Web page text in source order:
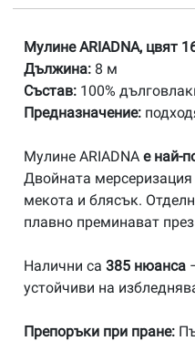
Мулине
АRIADNA
Мулине ARIADNA, цвят
Дължина: 8 м
Състав: 100%
Предназначение:
Мулине ARIADNA е най-
Двойната
мекота и блясък.
плавно преминават
Налични са 385 нюанса
устойчиви на
Препоръки при пране: